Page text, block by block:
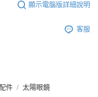
顯示電腦版詳細說明
客服
件 太陽眼鏡